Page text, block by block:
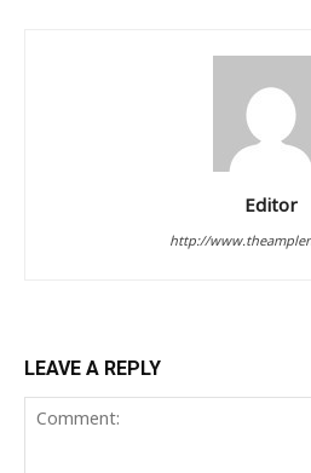
Editor
http://
LEAVE A REPLY